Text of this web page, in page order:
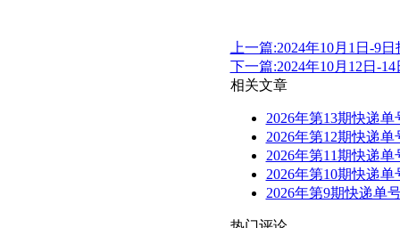
上一篇:2024年10月1日-9
下一篇:2024年10月12日-
相关文章
2026年第13期快递单
2026年第12期快递单
2026年第11期快递单
2026年第10期快递单
2026年第9期快递单